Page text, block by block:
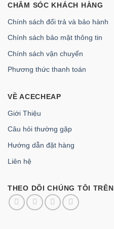
CHĂM SÓC KHÁCH HÀNG
Chính sách đổi trả và bảo hành
Chính sách bảo mật thông tin
Chính sách vận chuyển
Phương thức thanh toán
VỀ ACECHEAP
Giới Thiệu
Câu hỏi thường gặp
Hướng dẫn đặt hàng
Liên hệ
THEO DÕI CHÚNG TÔI TRÊN